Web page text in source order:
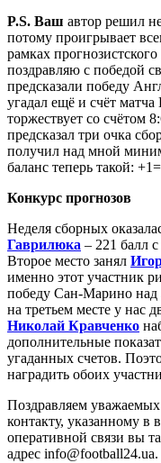
P.S. Ваш автор решил
потому проигрывает
рамках
поздравляю с победой
предсказали победу
угадал ещё и счёт
торжествует со счётом
предсказал три очка
получил над мной
баланс теперь такой:
Конкурс прогнозов
Неделя сборных
Гаврилюка – 221 балл
Второе место занял
именно этот участник
победу Сан-Марино
на третьем месте у нас
Николай Кравченко
дополнительные
угаданных счетов.
наградить обоих
Поздравляем
контакту, указанному
оперативной связи вы
адрес info@football24.ua.